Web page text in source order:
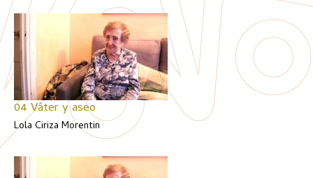
04 Váter y aseo
Lola Ciriza Morentin